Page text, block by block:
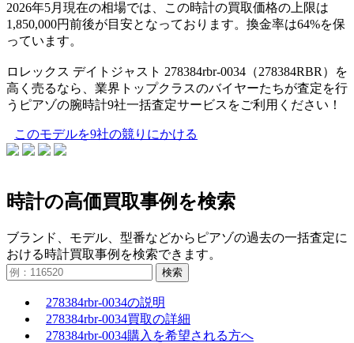
2026年5月現在の相場では、この時計の買取価格の上限は
1,850,000円前後が目安となっております。換金率は64%を保
っています。
ロレックス デイトジャスト 278384rbr-0034（278384RBR）を
高く売るなら、業界トップクラスのバイヤーたちが査定を行
うピアゾの腕時計9社一括査定サービスをご利用ください！
このモデルを9社の競りにかける
時計の高価買取事例を検索
ブランド、モデル、型番などからピアゾの過去の一括査定に
おける時計買取事例を検索できます。
検索
278384rbr-0034の説明
278384rbr-0034買取の詳細
278384rbr-0034購入を希望される方へ